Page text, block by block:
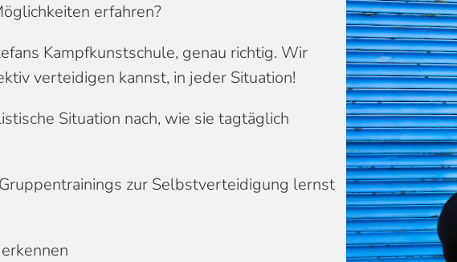
erfahren?
Kampfkunstschule, genau richtig. Wir
verteidigen kannst, in jeder Situation!
Situation nach, wie sie tagtäglich
zur Selbstverteidigung lernst